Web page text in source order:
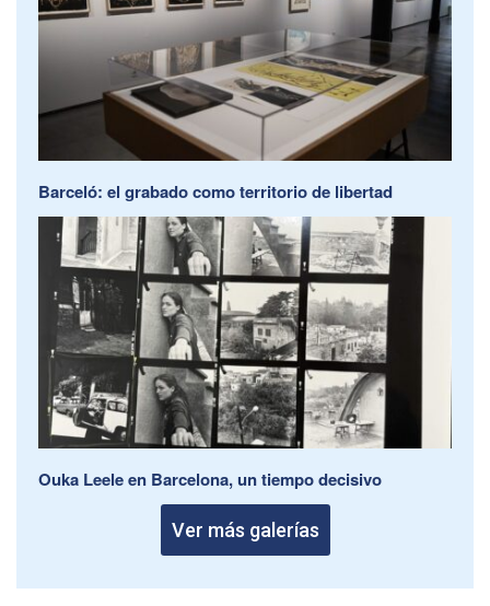
Barceló: el grabado como territorio de libertad
Ouka Leele en Barcelona, un tiempo decisivo
Ver más galerías